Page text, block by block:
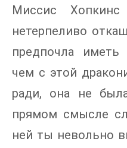
Миссис
нетерпеливо
предпочла
чем с этой
ради, она не
прямом смысле
ней ты невольно